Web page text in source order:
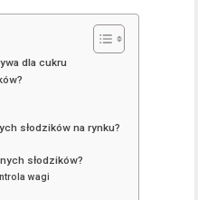
dla cukru
słodzików na rynku?
słodzików?
wagi